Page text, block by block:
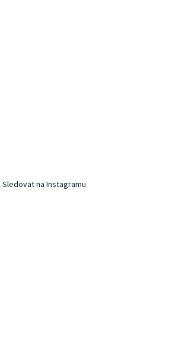
Sledovat na Instagramu